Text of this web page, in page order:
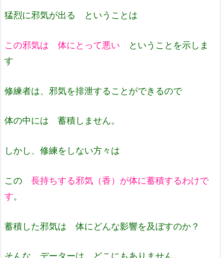
猛烈に邪気が出る ということは
この邪気は 体にとって悪い ということを示しま
す
修練者は、邪気を排泄することができるので
体の中には 蓄積しません。
しかし、修練をしない方々は
この 長持ちする邪気（香）が体に蓄積するわけで
す。
蓄積した邪気は 体にどんな影響を及ぼすのか？